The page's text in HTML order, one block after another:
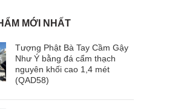
MỚI NHẤT
Tượng Phật Bà Tay Cầm Gậy
Như Ý bằng đá cẩm thạch
nguyên khối cao 1,4 mét
(QAD58)